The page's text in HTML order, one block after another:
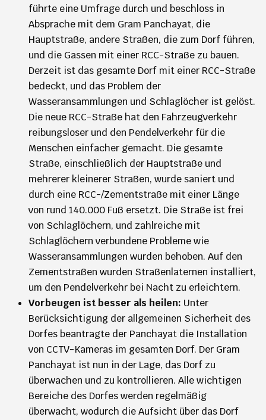
führte eine Umfrage durch und beschloss in
Absprache mit dem Gram Panchayat, die
Hauptstraße, andere Straßen, die zum Dorf führen,
und die Gassen mit einer RCC-Straße zu bauen.
Derzeit ist das gesamte Dorf mit einer RCC-Straße
bedeckt, und das Problem der
Wasseransammlungen und Schlaglöcher ist gelöst.
Die neue RCC-Straße hat den Fahrzeugverkehr
reibungsloser und den Pendelverkehr für die
Menschen einfacher gemacht. Die gesamte
Straße, einschließlich der Hauptstraße und
mehrerer kleinerer Straßen, wurde saniert und
durch eine RCC-/Zementstraße mit einer Länge
von rund 140.000 Fuß ersetzt. Die Straße ist frei
von Schlaglöchern, und zahlreiche mit
Schlaglöchern verbundene Probleme wie
Wasseransammlungen wurden behoben. Auf den
Zementstraßen wurden Straßenlaternen installiert,
um den Pendelverkehr bei Nacht zu erleichtern.
Vorbeugen ist besser als heilen: Unter
Berücksichtigung der allgemeinen Sicherheit des
Dorfes beantragte der Panchayat die Installation
von CCTV-Kameras im gesamten Dorf. Der Gram
Panchayat ist nun in der Lage, das Dorf zu
überwachen und zu kontrollieren. Alle wichtigen
Bereiche des Dorfes werden regelmäßig
überwacht, wodurch die Aufsicht über das Dorf